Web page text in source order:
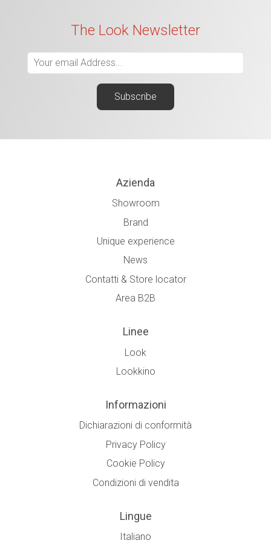
The Look Newsletter
Azienda
Showroom
Brand
Unique experience
News
Contatti & Store locator
Area B2B
Linee
Look
Lookkino
Informazioni
Dichiarazioni di conformità
Privacy Policy
Cookie Policy
Condizioni di vendita
Lingue
Italiano